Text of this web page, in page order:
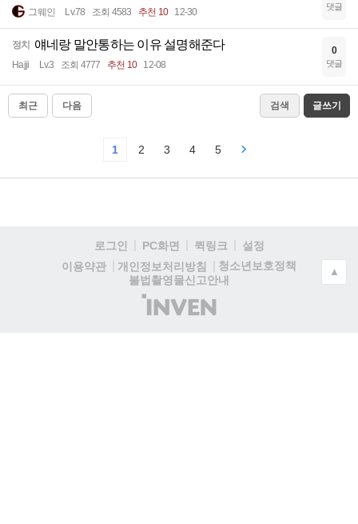
그웨인 Lv.78 조회 4583 추천 10 12-30 댓글
정치 얘네랑 말안통하는 이유 설명해준다
Hajji Lv.3 조회 4777 추천 10 12-08
0
댓글
최근 다음 검색 글쓰기
1 2 3 4 5
로그인 PC화면 퀵링크
설정
이용약관
개인정보처리방침
청소년보호정책
불법촬영물신고안내
(주)
인
▲